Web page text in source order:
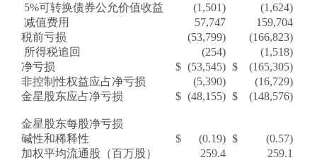
5%可转换债券公允价值收益
(1,501)
(1,624)
减值费用
57,747
159,704
税前亏损
(53,799)
(166,823)
所得税追回
(254)
(1,518)
净亏损
$ (53,545) $
(165,305)
非控制性权益应占净亏损
(5,390)
(16,729)
金星股东应占净亏损
$ (48,155) $ (148,576)
金星股东每股净亏损
碱性和稀释性
$ (0.19) $
(0.57)
加权平均流通股（百万股）
259.4
259.1